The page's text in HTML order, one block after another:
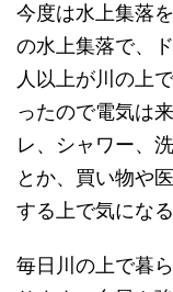
今度は水上集落
の水上集落で、
人以上が川の上
ったので電気は
レ、シャワー、
とか、買い物や
する上で気にな
毎日川の上で暮